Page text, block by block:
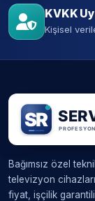
KVKK
Kişisel
Bağımsız özel
televizyon
fiyat, işçilik